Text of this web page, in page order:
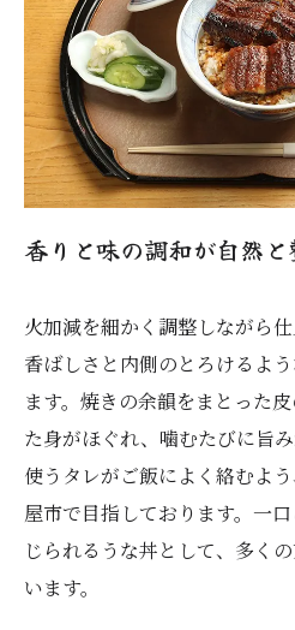
香りと味の調和が自然
火加減を細かく調整しながら
香ばしさと内側のとろけるよ
ます。焼きの余韻をまとった
た身がほぐれ、噛むたびに旨
使うタレがご飯によく絡むよ
屋市で目指しております。一
じられるうな丼として、多く
います。